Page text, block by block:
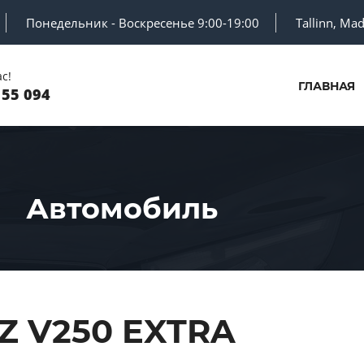
Понедельник - Воскресенье 9:00-19:00 Tallinn,
094 ГЛАВНАЯ
Автомобиль
V250 EXTRA